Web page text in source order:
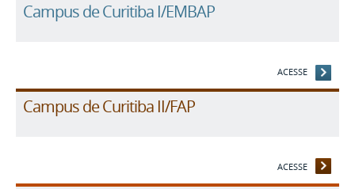
Campus de Curitiba I/EMBAP
ACESSE
Campus de Curitiba II/FAP
ACESSE